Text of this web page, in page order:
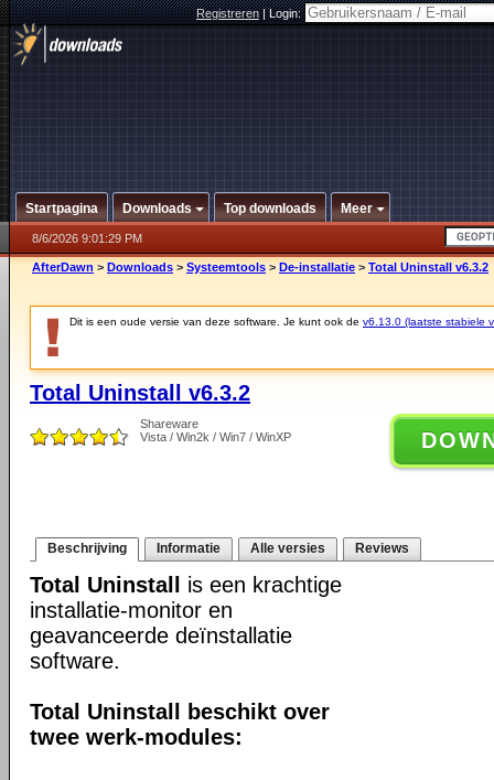
Registreren|Login:
Startpagina Downloads Top downloads Meer
8/6/2026 9:01:29 PM
AfterDawn > Downloads > Systeemtools > De-installatie > Total Uninstall v6.3.2
Dit is een oude versie van deze software. Je kunt ook de v6.13.0 (laatste stabiele
Total Uninstall v6.3.2
Shareware
Vista / Win2k / Win7 / WinXP
Beschrijving Informatie Alle versies Reviews
Total Uninstall
is een krachtige
installatie-monitor en
geavanceerde deïnstallatie
software.
Total Uninstall beschikt over
twee werk-modules: